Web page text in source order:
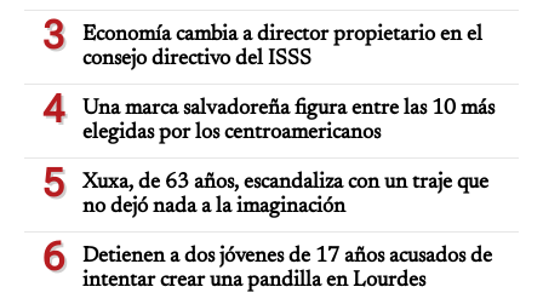
3
Economía cambia a director propietario en el
consejo directivo del ISSS
4
Una marca salvadoreña figura entre las 10 más
elegidas por los centroamericanos
5
Xuxa, de 63 años, escandaliza con un traje que
no dejó nada a la imaginación
6
Detienen a dos jóvenes de 17 años acusados de
intentar crear una pandilla en Lourdes